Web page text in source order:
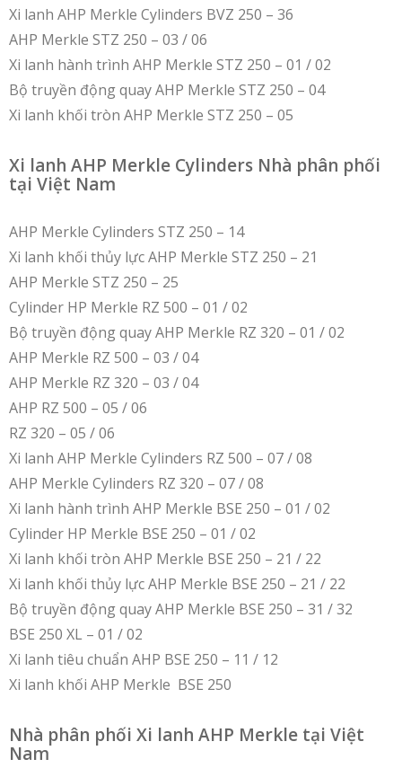
Xi lanh AHP Merkle Cylinders BVZ 250 – 36
AHP Merkle STZ 250 – 03 / 06
Xi lanh hành trình AHP Merkle STZ 250 – 01 / 02
Bộ truyền động quay AHP Merkle STZ 250 – 04
Xi lanh khối tròn AHP Merkle STZ 250 – 05
Xi lanh AHP Merkle Cylinders Nhà phân phối
tại Việt Nam
AHP Merkle Cylinders STZ 250 – 14
Xi lanh khối thủy lực AHP Merkle STZ 250 – 21
AHP Merkle STZ 250 – 25
Cylinder HP Merkle RZ 500 – 01 / 02
Bộ truyền động quay AHP Merkle RZ 320 – 01 / 02
AHP Merkle RZ 500 – 03 / 04
AHP Merkle RZ 320 – 03 / 04
AHP RZ 500 – 05 / 06
RZ 320 – 05 / 06
Xi lanh AHP Merkle Cylinders RZ 500 – 07 / 08
AHP Merkle Cylinders RZ 320 – 07 / 08
Xi lanh hành trình AHP Merkle BSE 250 – 01 / 02
Cylinder HP Merkle BSE 250 – 01 / 02
Xi lanh khối tròn AHP Merkle BSE 250 – 21 / 22
Xi lanh khối thủy lực AHP Merkle BSE 250 – 21 / 22
Bộ truyền động quay AHP Merkle BSE 250 – 31 / 32
BSE 250 XL – 01 / 02
Xi lanh tiêu chuẩn AHP BSE 250 – 11 / 12
Xi lanh khối AHP Merkle BSE 250
Nhà phân phối Xi lanh AHP Merkle tại Việt
Nam